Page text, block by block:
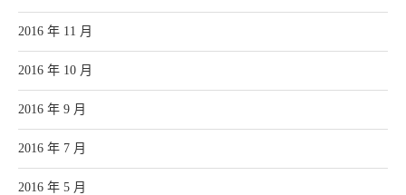
2016 年 11 月
2016 年 10 月
2016 年 9 月
2016 年 7 月
2016 年 5 月